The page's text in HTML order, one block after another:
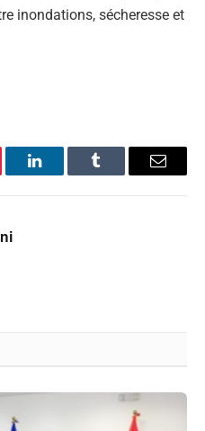
inondations, sécheresse et
LinkedInTumblr Email